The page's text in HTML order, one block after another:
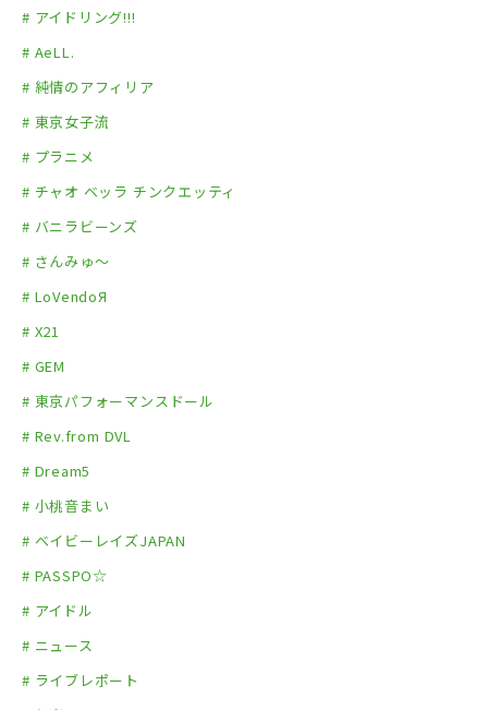
# アイドリング!!!
# AeLL.
# 純情のアフィリア
# 東京女子流
# プラニメ
# チャオ ベッラ チンクエッティ
# バニラビーンズ
# さんみゅ～
# LoVendoЯ
# X21
# GEM
# 東京パフォーマンスドール
# Rev.from DVL
# Dream5
# 小桃音まい
# ベイビーレイズJAPAN
# PASSPO☆
# アイドル
# ニュース
# ライブレポート